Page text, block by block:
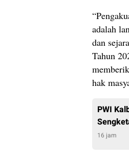
adalah
dan
Tahun
hak
PWI
16 jam